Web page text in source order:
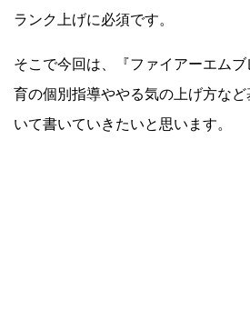
ランク上げに必須です。
そこで今回は、『ファイアーエム
育の個別指導ややる気の上げ方な
いて書いていきたいと思います。